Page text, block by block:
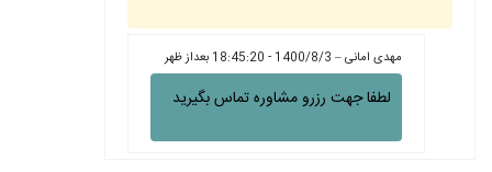
مهدی امانی – 1400/8/3 - 18:45:20 بعداز ظهر
لطفا جهت رزرو مشاوره تماس بگیرید